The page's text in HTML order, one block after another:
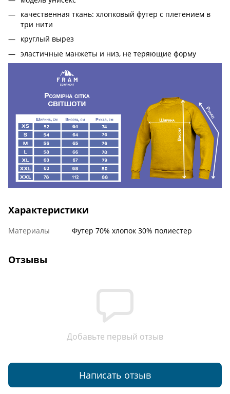
качественная ткань: хлопковый футер с плетением в
три нити
круглый вырез
эластичные манжеты и низ, не теряющие форму
Характеристики
Материалы Футер 70% хлопок 30% полиестер
Отзывы
Добавьте первый отзыв
Написать отзыв